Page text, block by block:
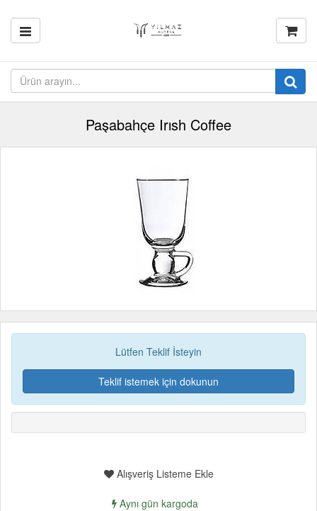
Paşabahçe Irısh Coffee
Lütfen Teklif İsteyin
Teklif istemek için dokunun
Alışveriş Listeme Ekle
Aynı gün kargoda